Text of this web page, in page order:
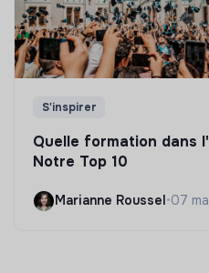
S'inspirer
Quelle formation dans
Notre Top 10
Marianne Roussel •07